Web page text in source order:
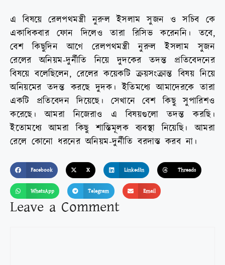
এ বিষয়ে রেলপথমন্ত্রী নুরুল ইসলাম সুজন ও সচিব কে
একাধিকবার ফোন দিলেও তারা রিসিভ করেননি। তবে,
বেশ কিছুদিন আগে রেলপথমন্ত্রী নুরুল ইসলাম সুজন
রেলের অনিয়ম-দুর্নীতি নিয়ে দুদকের তদন্ত প্রতিবেদনের
বিষয়ে বলেছিলেন, রেলের কয়েকটি ক্রয়সংক্রান্ত বিষয় নিয়ে
অনিয়মের তদন্ত করছে দুদক। ইতিমধ্যে আমাদেরকে তারা
একটি প্রতিবেদন দিয়েছে। সেখানে বেশ কিছু সুপারিশও
করেছে। আমরা নিজেরাও এ বিষয়গুলো তদন্ত করছি।
ইতোমধ্যে আমরা কিছু শাস্তিমূলক ব্যবস্থা নিয়েছি। আমরা
রেলে কোনো ধরনের অনিয়ম-দুর্নীতি বরদাস্ত করব না।
Facebook X LinkedIn Threads
WhatsApp Telegram Email
Leave a Comment